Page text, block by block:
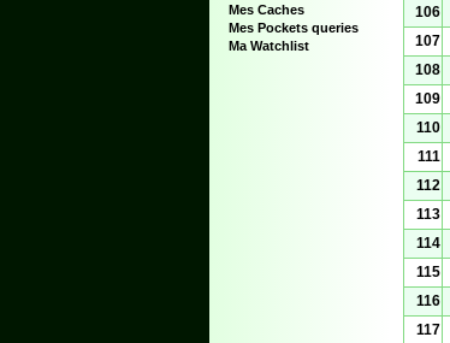
Mes Caches
Mes Pockets queries
Ma Watchlist
106
107
108
109
110
111
112
113
114
115
116
117